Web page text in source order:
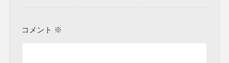
コメント ※